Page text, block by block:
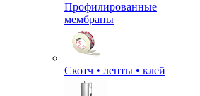
Профилированные
мембраны
Скотч • ленты • клей